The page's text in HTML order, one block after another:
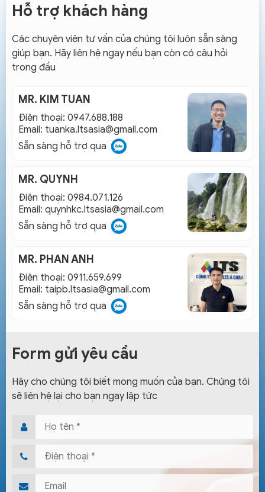
Hỗ trợ khách hàng
Các chuyên viên tư vấn của chúng tôi luôn sẵn sàng
giúp bạn. Hãy liên hệ ngay nếu bạn còn có câu hỏi
trong đầu
MR. KIM TUAN
Điện thoại: 0947.688.188
Email: tuanka.ltsasia@gmail.com
Sẵn sàng hỗ trợ qua
MR. QUYNH
Điện thoại: 0984.071.126
Email: quynhkc.ltsasia@gmail.com
Sẵn sàng hỗ trợ qua
MR. PHAN ANH
Điện thoại: 0911.659.699
Email: taipb.ltsasia@gmail.com
Sẵn sàng hỗ trợ qua
Form gửi yêu cầu
Hãy cho chúng tôi biết mong muốn của bạn. Chúng tôi
sẽ liên hệ lại cho bạn ngay lập tức